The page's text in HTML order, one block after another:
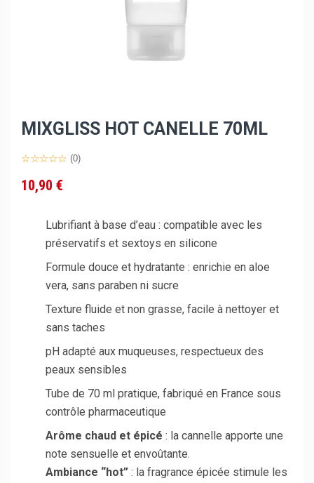
MIXGLISS HOT CANELLE 70ML
(0)
10,90 €
Lubrifiant à base d’eau : compatible avec les
préservatifs et sextoys en silicone
Formule douce et hydratante : enrichie en aloe
vera, sans paraben ni sucre
Texture fluide et non grasse, facile à nettoyer et
sans taches
pH adapté aux muqueuses, respectueux des
peaux sensibles
Tube de 70 ml pratique, fabriqué en France sous
contrôle pharmaceutique
Arôme chaud et épicé : la cannelle apporte une
note sensuelle et envoûtante.
Ambiance “hot” : la fragrance épicée stimule les